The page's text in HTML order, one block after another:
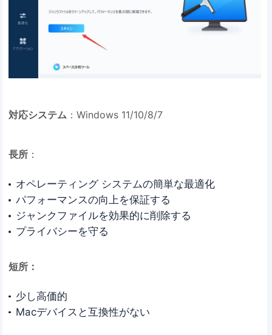
対応システム ：Windows 11/10/8/7
長所 ：
オペレーティング システムの簡単な最適化
パフォーマンスの向上を保証する
ジャンクファイルを効果的に削除する
プライバシーを守る
短所：
少し高価的
Macデバイスと互換性がない